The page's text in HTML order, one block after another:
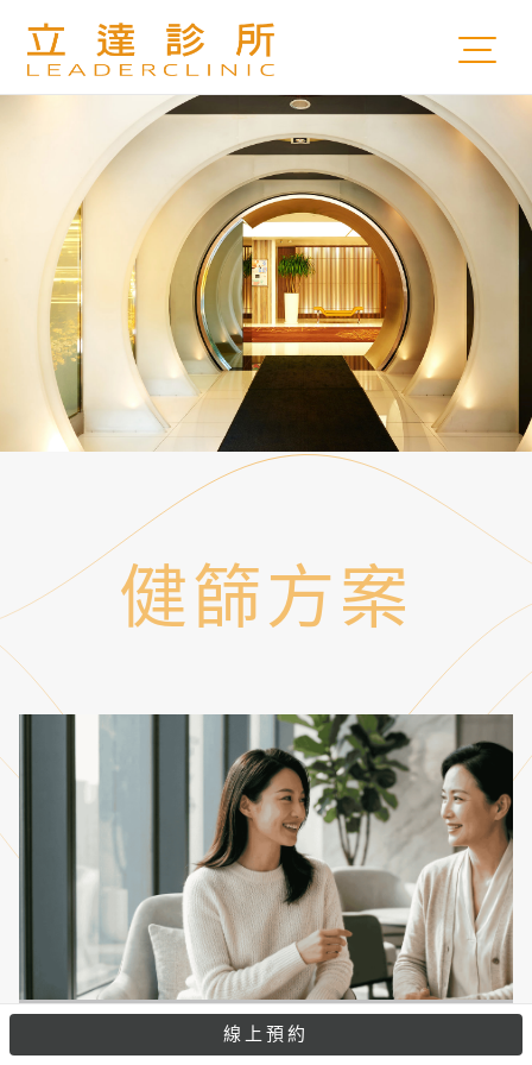
線上預約
健篩方案
2026年4-7月母親